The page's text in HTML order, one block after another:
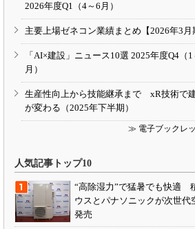
2026年度Q1（4～6月）
主要上場ゼネコン業績まとめ【2026年3月
「AI×建設」ニュース10選 2025年度Q4（1
月）
生産性向上から技能継承まで xR技術で
が変わる（2025年下半期）
≫ 電子ブックレ
人気記事トップ10
“高除湿力”で猛暑でも快適
ウスとパナソニックが次世代
発売